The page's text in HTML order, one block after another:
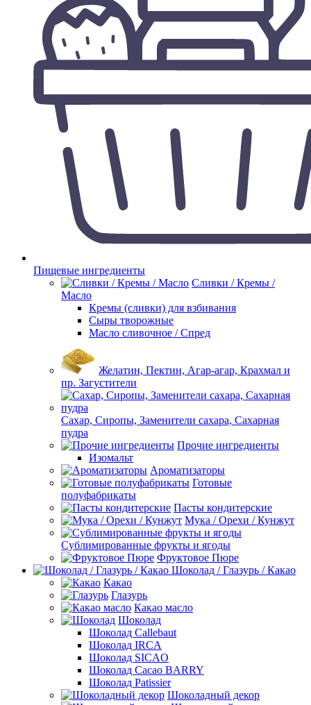
Пищевые ингредиенты
Сливки / Кремы /
Масло
Кремы (сливки) для взбивания
Сыры творожные
Масло сливочное / Спред
Желатин, Пектин, Агар-агар, Крахмал и
пр. Загустители
Сахар, Сиропы, Заменители сахара, Сахарная
пудра
Прочие ингредиенты
Изомальт
Ароматизаторы
Готовые
полуфабрикаты
Пасты кондитерские
Мука / Орехи / Кунжут
Сублимированные фрукты и ягоды
Фруктовое Пюре
Шоколад / Глазурь / Какао
Какао
Глазурь
Какао масло
Шоколад
Шоколад Callebaut
Шоколад IRCA
Шоколад SICAO
Шоколад Cacao BARRY
Шоколад Patissier
Шоколадный декор